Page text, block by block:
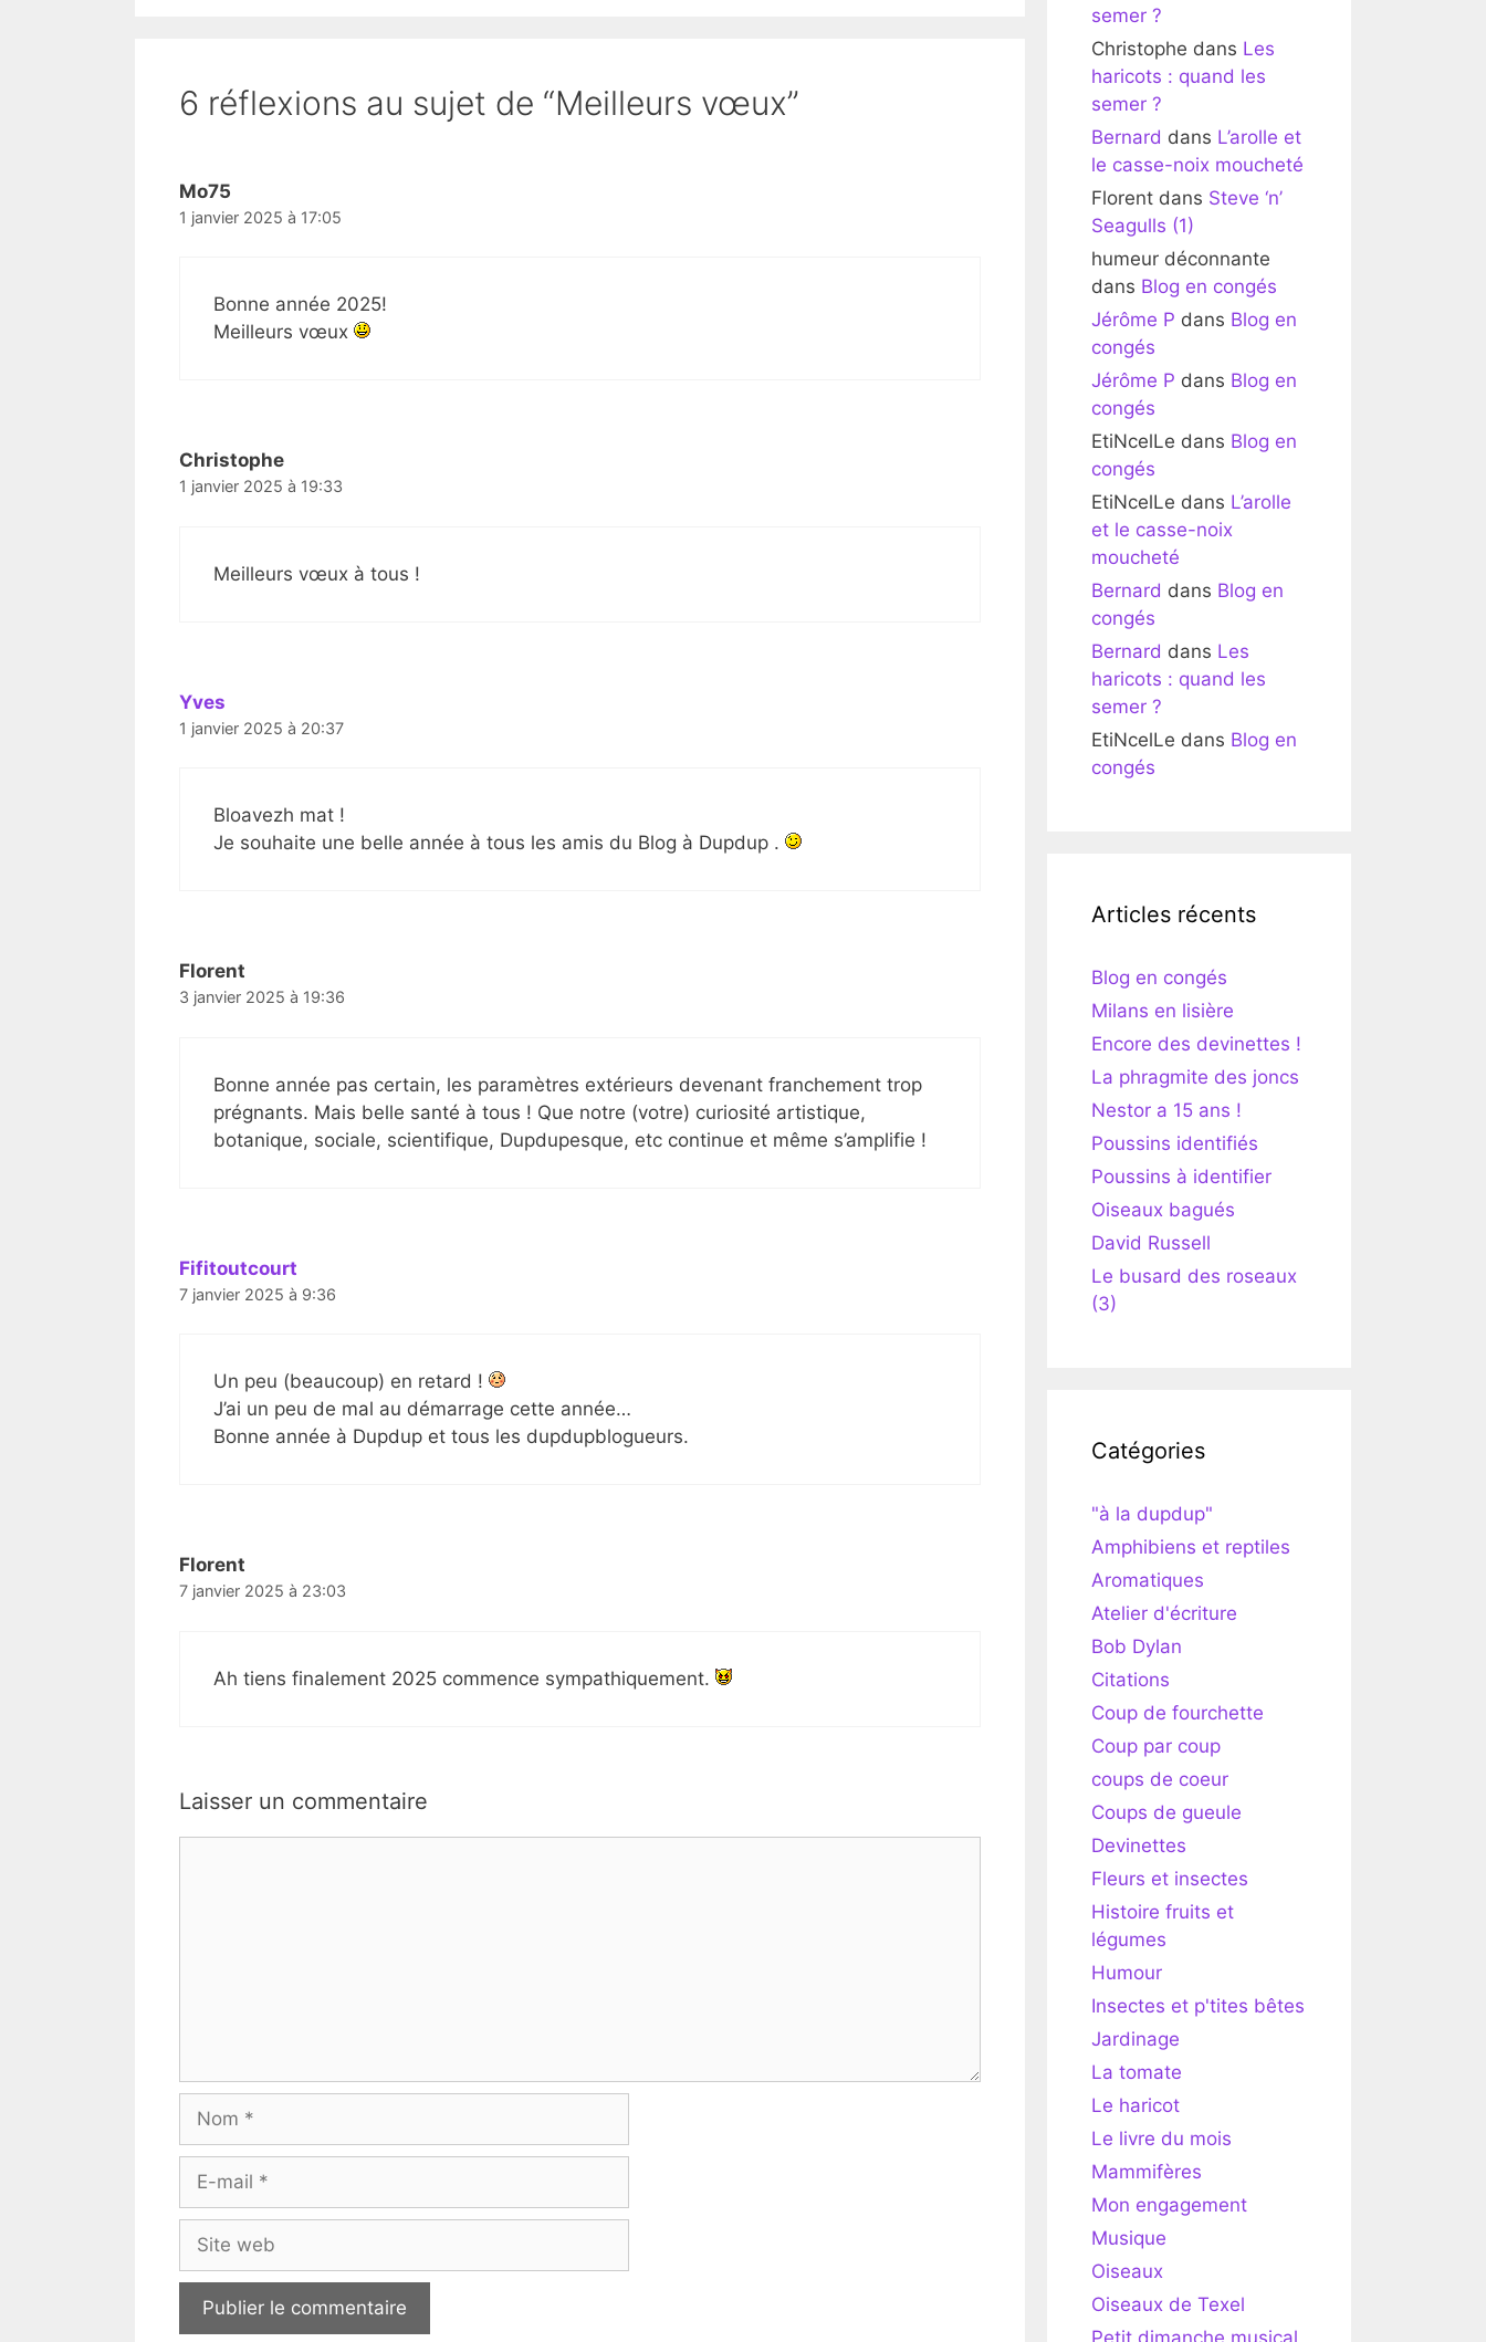
6 réflexions au sujet de “Meilleurs vœux”
Mo75
1 janvier 2025 à 17:05
Bonne année 2025!
Meilleurs vœux
Christophe
1 janvier 2025 à 19:33
Meilleurs vœux à tous !
Yves
1 janvier 2025 à 20:37
Bloavezh mat !
Je souhaite une belle année à tous les amis du Blog à Dupdup .
Florent
3 janvier 2025 à 19:36
Bonne année pas certain, les paramètres extérieurs devenant franchement trop
prégnants. Mais belle santé à tous ! Que notre (votre) curiosité artistique,
botanique, sociale, scientifique, Dupdupesque, etc continue et même s’amplifie !
Fifitoutcourt
7 janvier 2025 à 9:36
Un peu (beaucoup) en retard !
J’ai un peu de mal au démarrage cette année…
Bonne année à Dupdup et tous les dupdupblogueurs.
Florent
7 janvier 2025 à 23:03
Ah tiens finalement 2025 commence sympathiquement.
Laisser un commentaire
Nom
Site
web
semer ?
Christophe dans Les
haricots : quand les
semer ?
Bernard dans L’arolle et
le casse-noix moucheté
Florent dans Steve ‘n’
Seagulls (1)
humeur déconnante
dans Blog en congés
Jérôme P dans Blog en
congés
Jérôme P dans Blog en
congés
EtiNcelLe dans Blog en
congés
EtiNcelLe dans L’arolle
et le casse-noix
moucheté
Bernard dans Blog en
congés
Bernard dans Les
haricots : quand les
semer ?
EtiNcelLe dans Blog en
congés
Articles récents
Blog en congés
Milans en lisière
Encore des devinettes !
La phragmite des joncs
Nestor a 15 ans !
Poussins identifiés
Poussins à identifier
Oiseaux bagués
David Russell
Le busard des roseaux
(3)
Catégories
"à la dupdup"
Amphibiens et reptiles
Aromatiques
Atelier d'écriture
Bob Dylan
Citations
Coup de fourchette
Coup par coup
coups de coeur
Coups de gueule
Devinettes
Fleurs et insectes
Histoire fruits et
légumes
Humour
Insectes et p'tites bêtes
Jardinage
La tomate
Le haricot
Le livre du mois
Mammifères
Mon engagement
Musique
Oiseaux
Oiseaux de Texel
Petit dimanche musical